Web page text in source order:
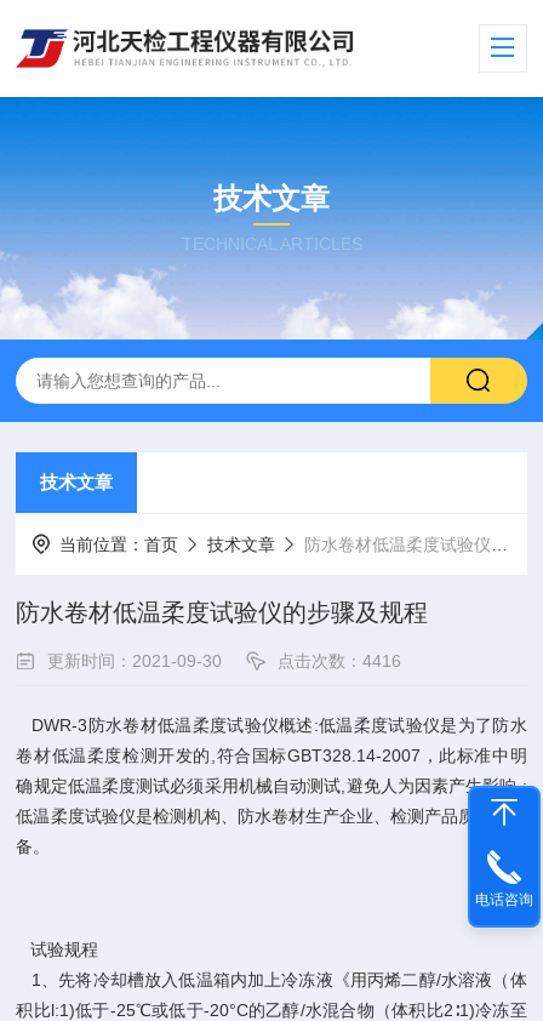
技术文章
TECHNICAL ARTICLES
技术文章
当前位置：首页 技术文章 防水卷材低温柔度试验仪的步骤及规程
防水卷材低温柔度试验仪的步骤及规程
更新时间：2021-09-30 点击次数：4416
DWR-3防水卷材低温柔度试验仪概述:低温柔度试验仪是为了防水
卷材低温柔度检测开发的,符合国标GBT328.14-2007，此标准中明
确规定低温柔度测试必须采用机械自动测试,避免人为因素产生影响,;
低温柔度试验仪是检测机构、防水卷材生产企业、检测产品质量的设
备。
试验规程
1、先将冷却槽放入低温箱内加上冷冻液《用丙烯二醇/水溶液（体
积比l:1)低于-25℃或低于-20°C的乙醇/水混合物（体积比2∶1)冷冻至
电话咨询